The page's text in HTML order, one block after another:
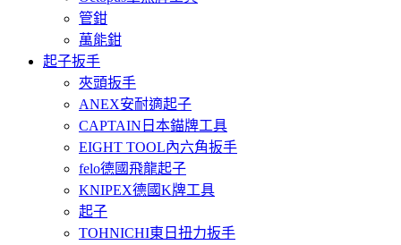
管鉗
萬能鉗
起子扳手
夾頭扳手
ANEX安耐適起子
CAPTAIN日本錨牌工具
EIGHT TOOL內六角扳手
felo德國飛龍起子
KNIPEX德國K牌工具
起子
TOHNICHI東日扭力扳手